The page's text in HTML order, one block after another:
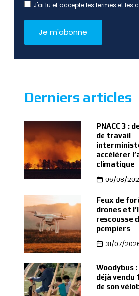
J'ai lu et accepte les termes et les
Derniers articles
PNACC 3 :
de travail
accélérer
climatique
06/08/
Feux de
drones et
rescousse
pompiers
31/07/
Woodybus
déjà vendu
de son